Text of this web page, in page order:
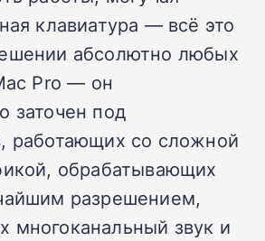
клавиатура — всё это
абсолютно любых
Pro — он
заточен под
работающих со сложной
обрабатывающих
разрешением,
многоканальный звук и